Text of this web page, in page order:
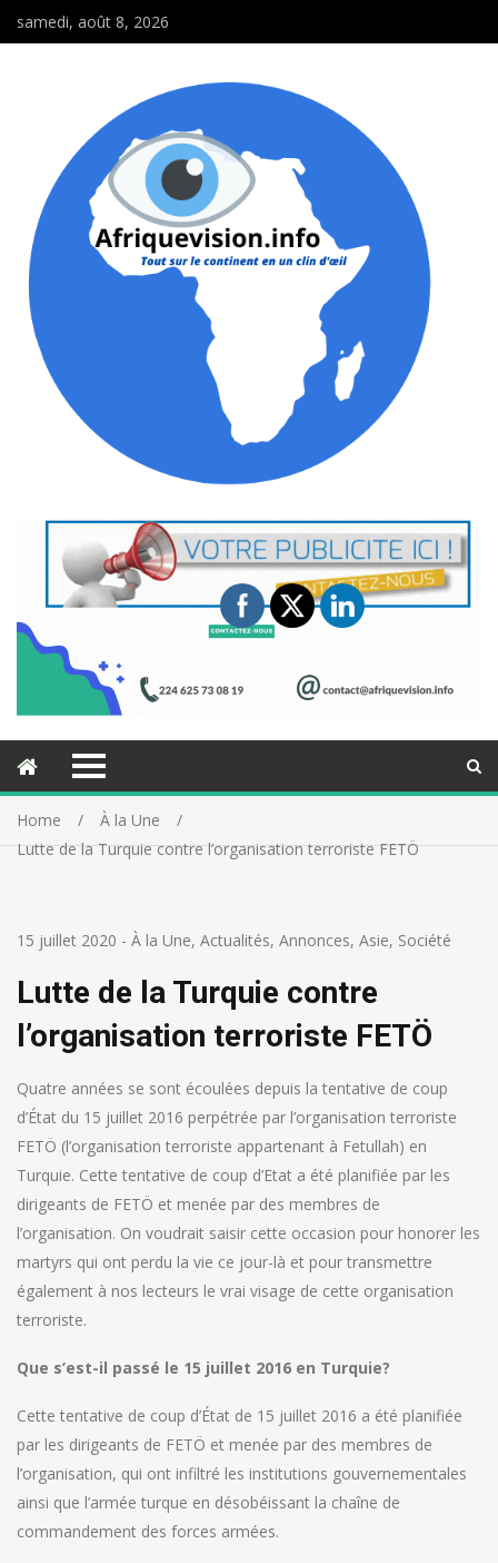
samedi, août 8, 2026
Home
À la Une
Lutte de la Turquie contre l’organisation terroriste FETÖ
15 juillet 2020 - À la Une, Actualités, Annonces, Asie, Société
Lutte de la Turquie contre
l’organisation terroriste FETÖ
Quatre années se sont écoulées depuis la tentative de coup
d’État du 15 juillet 2016 perpétrée par l’organisation terroriste
FETÖ (l’organisation terroriste appartenant à Fetullah) en
Turquie. Cette tentative de coup d’Etat a été planifiée par les
dirigeants de FETÖ et menée par des membres de
l’organisation. On voudrait saisir cette occasion pour honorer les
martyrs qui ont perdu la vie ce jour-là et pour transmettre
également à nos lecteurs le vrai visage de cette organisation
terroriste.
Que s’est-il passé le 15 juillet 2016 en Turquie?
Cette tentative de coup d’État de 15 juillet 2016 a été planifiée
par les dirigeants de FETÖ et menée par des membres de
l’organisation, qui ont infiltré les institutions gouvernementales
ainsi que l’armée turque en désobéissant la chaîne de
commandement des forces armées.